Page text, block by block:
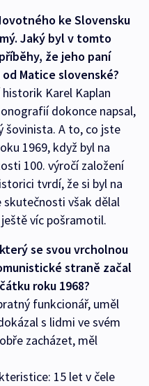
ke Slovensku
Jaký byl v tomto
že jeho paní
Matice slovenské?
Karel Kaplan
dokonce napsal,
šovinista. A to, co jste
1969, když byl na
100. výročí založení
tvrdí, že si byl na
skutečnosti však dělal
víc pošramotil.
se svou vrcholnou
straně začal
roku 1968?
funkcionář, uměl
s lidmi ve svém
zacházet, měl
15 let v čele